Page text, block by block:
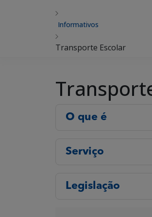
Informativos
Transporte Escolar
O que é
Serviço
Legislação